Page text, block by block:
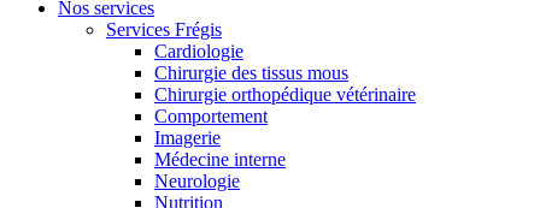
Nos services
Services Frégis
Cardiologie
Chirurgie des tissus mous
Chirurgie orthopédique vétérinaire
Comportement
Imagerie
Médecine interne
Neurologie
Nutrition